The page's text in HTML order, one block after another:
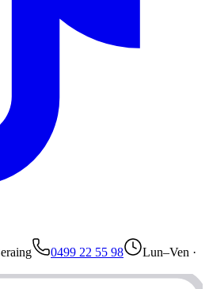
0499 22 55 98
Lun–Ven ·